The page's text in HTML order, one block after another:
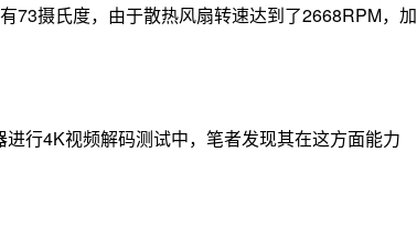
73摄氏度，由于散热风扇转速达到了2668RPM，加
行4K视频解码测试中，笔者发现其在这方面能力